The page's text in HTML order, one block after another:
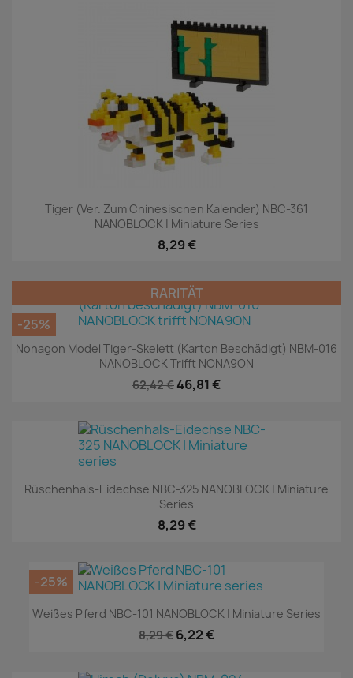
Tiger (Ver. Zum Chinesischen Kalender) NBC-361
NANOBLOCK | Miniature Series
8,29 €
Nonagon Model Tiger-Skelett (Karton Beschädigt) NBM-016
NANOBLOCK Trifft NONA9ON
62,42 € 46,81 €
RARITÄT
-25%
Rüschenhals-Eidechse NBC-325 NANOBLOCK | Miniature
Series
8,29 €
Weißes Pferd NBC-101 NANOBLOCK | Miniature Series
8,29 € 6,22 €
-25%